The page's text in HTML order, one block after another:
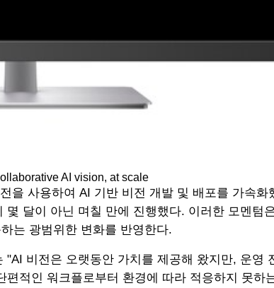
AI vision, at scale
을 사용하여 AI 기반 비전 개발 및 배포를 가속화
달이 아닌 며칠 만에 진행했다. 이러한 모멘텀
는 광범위한 변화를 반영한다.
비전은 오랫동안 가치를 제공해 왔지만, 운영
적인 워크플로부터 환경에 따라 적응하지 못하